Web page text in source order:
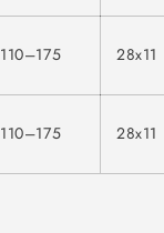
110–175 28x11
110–175 28x11